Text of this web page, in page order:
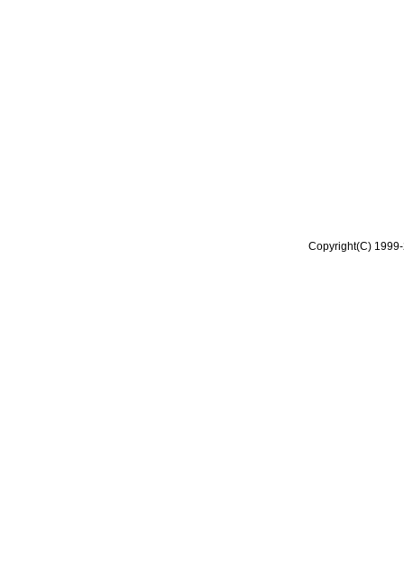
Copyright(C)